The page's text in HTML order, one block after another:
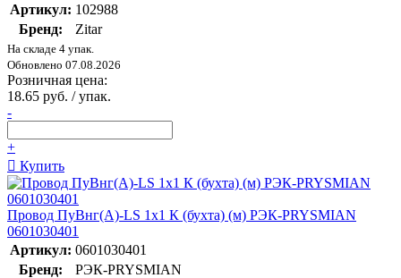
Артикул: 102988
Бренд:
Zitar
На складе 4 упак.
Обновлено 07.08.2026
Розничная цена:
18.65 руб. / упак.
-
+
Купить
Провод ПуВнг(А)-LS 1х1 К (бухта) (м) РЭК-PRYSMIAN
0601030401
Артикул: 0601030401
Бренд:
РЭК-PRYSMIAN